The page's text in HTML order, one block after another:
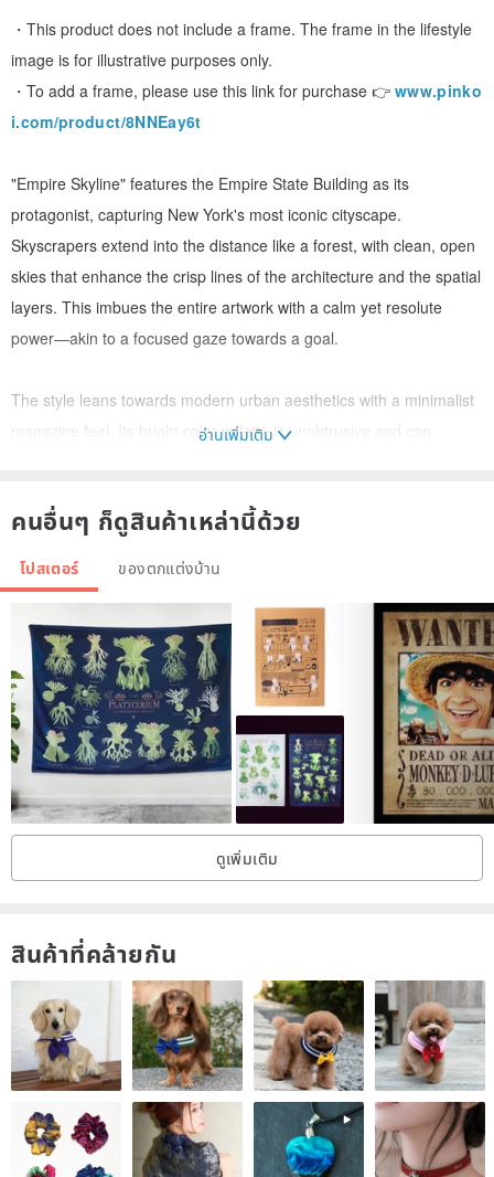
・This product does not include a frame. The frame in the lifestyle
image is for illustrative purposes only.
・To add a frame, please use this link for purchase 👉 www.pinko
i.com/product/8NNEay6t
"Empire Skyline" features the Empire State Building as its
protagonist, capturing New York's most iconic cityscape.
Skyscrapers extend into the distance like a forest, with clean, open
skies that enhance the crisp lines of the architecture and the spatial
layers. This imbues the entire artwork with a calm yet resolute
power—akin to a focused gaze towards a goal.
The style leans towards modern urban aesthetics with a minimalist
magazine feel. Its bright color palette is unobtrusive and can
vision," particularly suited for those who appreciate rational
Recommended for placement above the sofa in the living room, in
studies, offices, conference rooms, or executive spaces. It is also
ideal for commercial areas such as studios, reception areas, or co-
working spaces to create a professional ambiance. The artwork is
printed as a frameless piece, allowing you to pair it with your
preferred slim frame, further accentuating the clean lines of the
cityscape and presenting a sophisticated, ordered visual texture.
· 300dpi high-resolution print for clear details and warm, saturated
and non-reflective surface.
· Unframed print, allowing you the freedom to choose your favorite
frame.
· Made to order; production and packaging take approximately 3–5
days before shipping.
· Colors may vary slightly due to differences in monitor settings;
please refer to the actual product.
· Lifestyle images are for reference only; the product itself does not
อ่านเพิ่มเติม
คนอื่นๆ ก็ดูสินค้าเหล่านี้ด้วย
โปสเตอร์ ของตกแต่งบ้าน
ดูเพิ่มเติม
สินค้าที่คล้ายกัน